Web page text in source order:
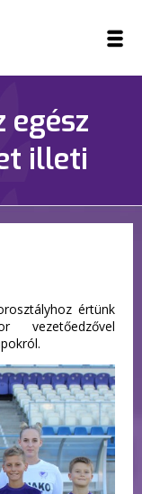
egész
illeti
értünk
vezetőedzővel